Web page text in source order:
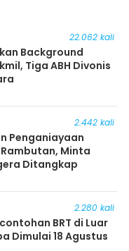
22.062 kali
Background
Tiga ABH Divonis
2.442 kali
Penganiayaan
Minta
Ditangkap
2.280 kali
BRT di Luar
Dimulai 18 Agustus